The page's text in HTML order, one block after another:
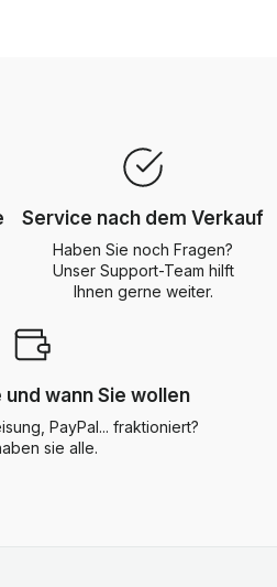
Service nach dem Verkauf
Haben Sie noch Fragen?
Unser Support-Team hilft
Ihnen gerne weiter.
und wann Sie wollen
PayPal... fraktioniert?
sie alle.